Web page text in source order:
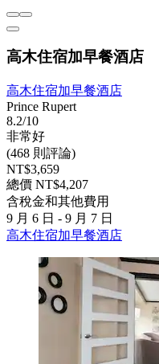
高木住宿加早餐酒店
高木住宿加早餐酒店
Prince Rupert
8.2/10
非常好
(468 則評論)
NT$3,659
總價 NT$4,207
含稅金和其他費用
9 月 6 日 - 9 月 7 日
高木住宿加早餐酒店